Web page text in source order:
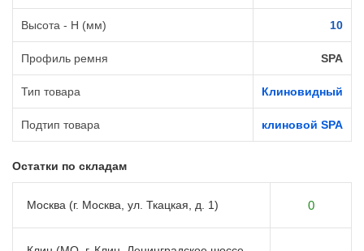
Высота - H (мм) 10
Профиль ремня SPA
Тип товара Клиновидный
Подтип товара клиновой SPA
Остатки по складам
Москва (г. Москва, ул. Ткацкая, д. 1) 0